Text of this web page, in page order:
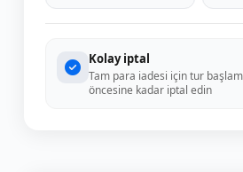
Kolay iptal
Tam para iadesi için tur
öncesine kadar iptal edin